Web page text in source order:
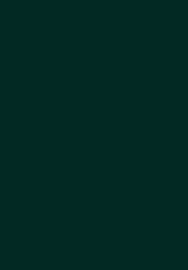
supplémentaire, il est difficile de
régionale de ce prénom, cela pourrait
prenom bouillit
reconnu. Il est possible qu'il
rare. Les prénoms et
de leur origine culturelle,
origines françaises, étant donné la
peuvent être associés à des lieux,